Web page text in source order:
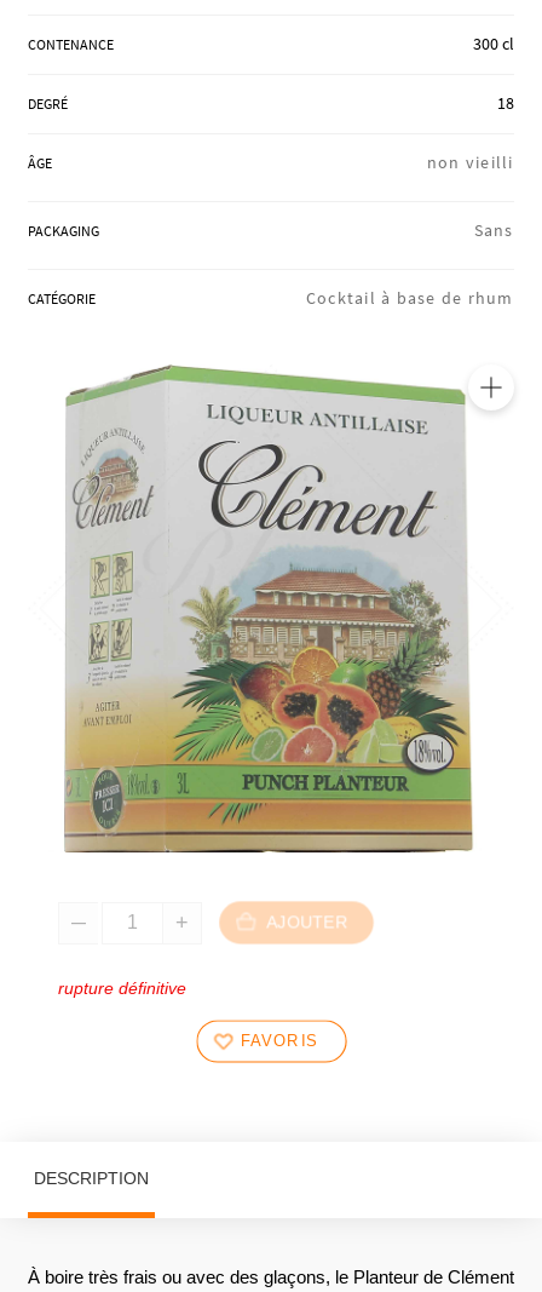
CONTENANCE 300 cl
DEGRÉ 18
ÂGE non vieilli
PACKAGING Sans
CATÉGORIE Cocktail à base de rhum
AJOUTER
rupture définitive
FAVORIS
DESCRIPTION
À boire très frais ou avec des glaçons, le Planteur de Clément